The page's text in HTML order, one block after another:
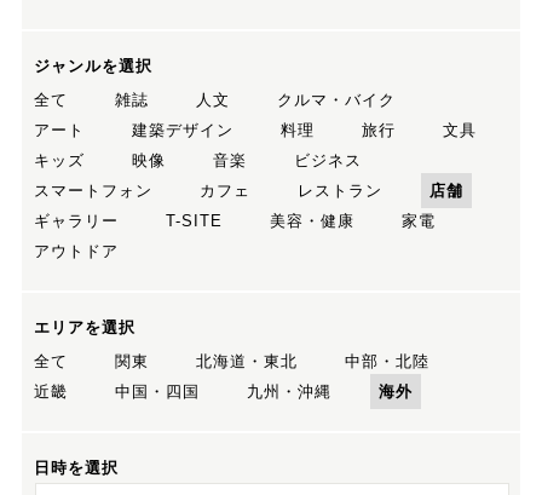
ジャンルを選択
全て
雑誌 人文
クルマ・バイク
アート
建築デザイン 料理 旅行
文具
キッズ
映像 音楽
ビジネス
スマートフォン
カフェ レストラン
店舗
ギャラリー
T-SITE 美容・健康
家電
アウトドア
エリアを選択
全て
関東 北海道・東北
中部・北陸
近畿
中国・四国 九州・沖縄 海外
日時を選択